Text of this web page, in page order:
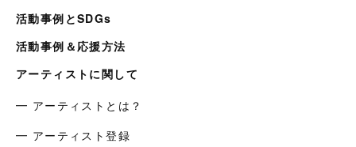
活動事例とSDGs
活動事例＆応援方法
アーティストに関して
━ アーティストとは？
━ アーティスト登録